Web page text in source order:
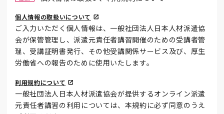
個人情報の取扱いについて
ご入力いただく個人情報は、一般社団法人日本人材派遣協
会が保管管理し、派遣元責任者講習開催のための受講者管
理、受講証明書発行、その他受講関係サービス及び、厚生
労働省への報告のために使用いたします。
利用規約について
一般社団法人日本人材派遣協会が提供するオンライン派遣
元責任者講習の利用については、本規約に必ず同意のうえ